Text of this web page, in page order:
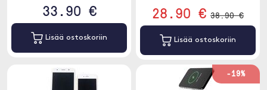
33.90 €
Lisää ostoskoriin
28.90 € 38.90 €
Lisää ostoskoriin
-19%